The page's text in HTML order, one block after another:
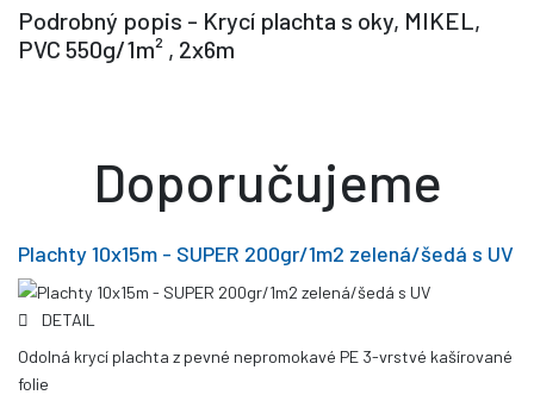
Podrobný popis - Krycí plachta s oky, MIKEL,
PVC 550g/1m² , 2x6m
Doporučujeme
Plachty 10x15m - SUPER 200gr/1m2 zelená/šedá s UV
DETAIL
Odolná krycí plachta z pevné nepromokavé PE 3-vrstvé kašírované
folie